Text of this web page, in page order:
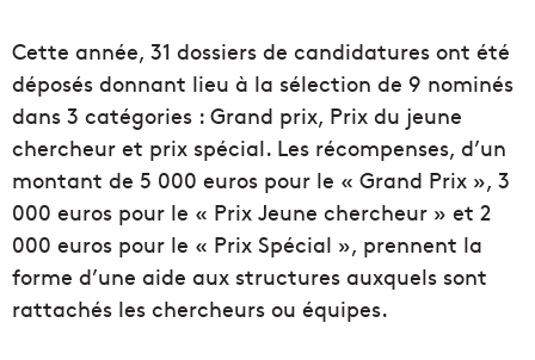
Cette année, 31 dossiers de candidatures ont été
déposés donnant lieu à la sélection de 9 nominés
dans 3 catégories : Grand prix, Prix du jeune
chercheur et prix spécial. Les récompenses, d’un
montant de 5 000 euros pour le « Grand Prix », 3
000 euros pour le « Prix Jeune chercheur » et 2
000 euros pour le « Prix Spécial », prennent la
forme d’une aide aux structures auxquels sont
rattachés les chercheurs ou équipes.